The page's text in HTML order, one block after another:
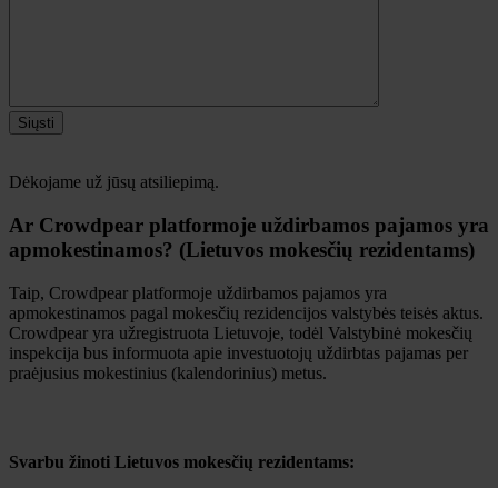
Siųsti
Dėkojame už jūsų atsiliepimą.
Ar Crowdpear platformoje uždirbamos pajamos yra
apmokestinamos? (Lietuvos mokesčių rezidentams)
Taip, Crowdpear platformoje uždirbamos pajamos yra
apmokestinamos pagal mokesčių rezidencijos valstybės teisės aktus.
Crowdpear yra užregistruota Lietuvoje, todėl Valstybinė mokesčių
inspekcija bus informuota apie investuotojų uždirbtas pajamas per
praėjusius mokestinius (kalendorinius) metus.
Svarbu žinoti Lietuvos mokesčių rezidentams: